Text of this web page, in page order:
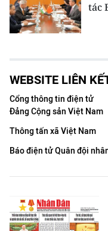
tác
WEBSITE LIÊN
Cổng thông tin điện tử
Đảng Cộng sản Việt Nam
Thông tấn xã Việt Nam
Báo điện tử Quân đội